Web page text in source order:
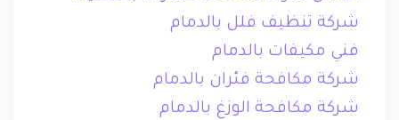
شركة تنظيف فلل بالدمام
فني مكيفات بالدمام
شركة مكافحة فئران بالدمام
شركة مكافحة الوزغ بالدمام